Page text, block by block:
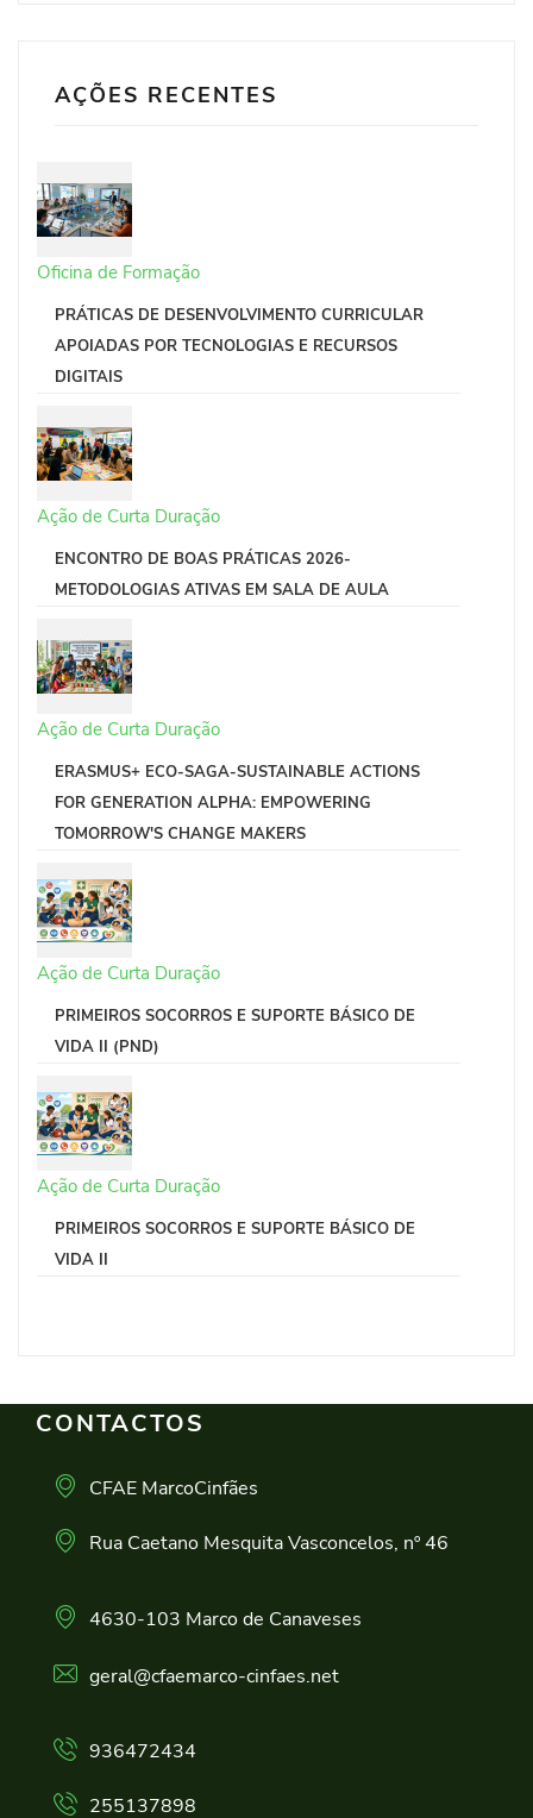
AÇÕES RECENTES
Oficina de Formação
PRÁTICAS DE DESENVOLVIMENTO CURRICULAR
APOIADAS POR TECNOLOGIAS E RECURSOS
DIGITAIS
Ação de Curta Duração
ENCONTRO DE BOAS PRÁTICAS 2026-
METODOLOGIAS ATIVAS EM SALA DE AULA
Ação de Curta Duração
ERASMUS+ ECO-SAGA-SUSTAINABLE ACTIONS
FOR GENERATION ALPHA: EMPOWERING
TOMORROW'S CHANGE MAKERS
Ação de Curta Duração
PRIMEIROS SOCORROS E SUPORTE BÁSICO DE
VIDA II (PND)
Ação de Curta Duração
PRIMEIROS SOCORROS E SUPORTE BÁSICO DE
VIDA II
CONTACTOS
CFAE MarcoCinfães
Rua Caetano Mesquita Vasconcelos, nº 46
4630-103 Marco de Canaveses
geral@cfaemarco-cinfaes.net
936472434
255137898